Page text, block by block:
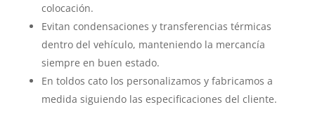
colocación.
Evitan condensaciones y transferencias térmicas
dentro del vehículo, manteniendo la mercancía
siempre en buen estado.
En toldos cato los personalizamos y fabricamos a
medida siguiendo las especificaciones del cliente.